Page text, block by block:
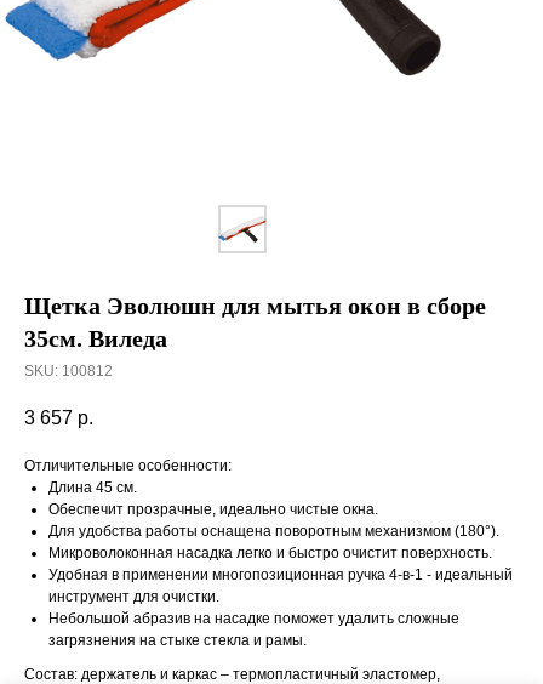
Щетка Эволюшн для мытья окон в сборе
35см. Виледа
SKU: 100812
3 657 р.
Отличительные особенности:
Длина 45 см.
Обеспечит прозрачные, идеально чистые окна.
Для удобства работы оснащена поворотным механизмом (180°).
Микроволоконная насадка легко и быстро очистит поверхность.
Удобная в применении многопозиционная ручка 4-в-1 - идеальный
инструмент для очистки.
Небольшой абразив на насадке поможет удалить сложные
загрязнения на стыке стекла и рамы.
Состав: держатель и каркас – термопластичный эластомер,